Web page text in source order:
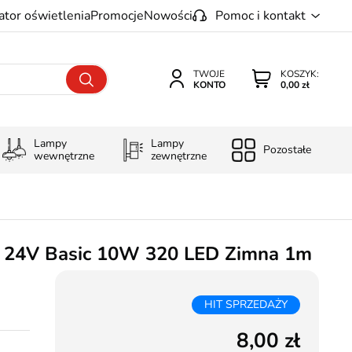
oświetleniaPromocjeNowości Pomoc i kontakt
KOSZYK:
0,00 zł
TWOJE
KONTO
Lampy
wewnętrzne
Lampy
zewnętrzne
Pozostałe
24V Basic 10W 320 LED Zimna 1m
HIT SPRZEDAŻY
8,00